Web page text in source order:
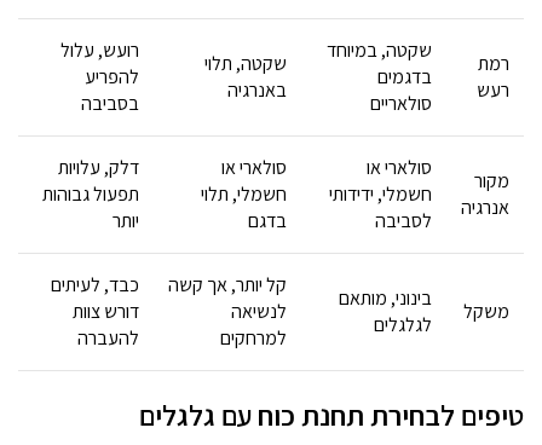
רמת
רעש
שקטה, במיוחד
בדגמים
סולאריים
שקטה, תלוי
באנרגיה
רועש, עלול
להפריע
בסביבה
מקור
אנרגיה
סולארי או
חשמלי, ידידותי
לסביבה
סולארי או
חשמלי, תלוי
בדגם
דלק, עלויות
תפעול גבוהות
יותר
משקל
בינוני, מותאם
לגלגלים
קל יותר, אך קשה
לנשיאה
למרחקים
כבד, לעיתים
דורש צוות
להעברה
טיפים לבחירת תחנת כוח עם גלגלים